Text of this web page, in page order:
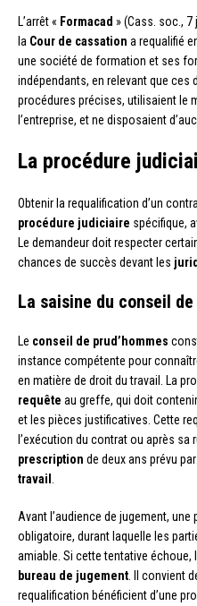
L’arrêt « Formacad » (Cass. soc.,
la Cour de cassation a requalifié
une société de formation et ses
indépendants, en relevant que ces
procédures précises, utilisaient le
l’entreprise, et ne disposaient
La procédure
Obtenir la requalification d’un
procédure judiciaire spécifique,
Le demandeur doit respecter
chances de succès devant les
La saisine du conseil de
Le conseil de prud’hommes
instance compétente pour
en matière de droit du travail. La
requête au greffe, qui doit
et les pièces justificatives. Cette
l’exécution du contrat ou après sa
prescription de deux ans prévu
travail
Avant l’audience de jugement, une
obligatoire, durant laquelle les
amiable. Si cette tentative échoue,
bureau de jugement . Il convient
requalification bénéficient d’une